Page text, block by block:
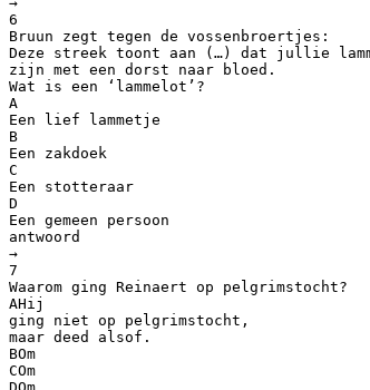
6
Bruun zegt tegen de vossenbroertjes:
Deze streek toont aan (…) dat jullie
zijn met een dorst naar bloed.
Wat is een ‘lammelot’?
A
Een lief lammetje
B
Een zakdoek
C
Een stotteraar
D
Een gemeen persoon
antwoord
→
7
Waarom ging Reinaert op pelgrimstocht?
AHij
ging niet op pelgrimstocht,
maar deed alsof.
BOm
COm